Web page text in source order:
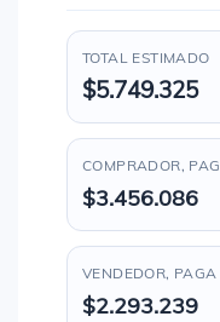
TOTAL ESTIMADO
$5.749.325
COMPRADOR,
$3.456.086
VENDEDOR,
$2.293.239